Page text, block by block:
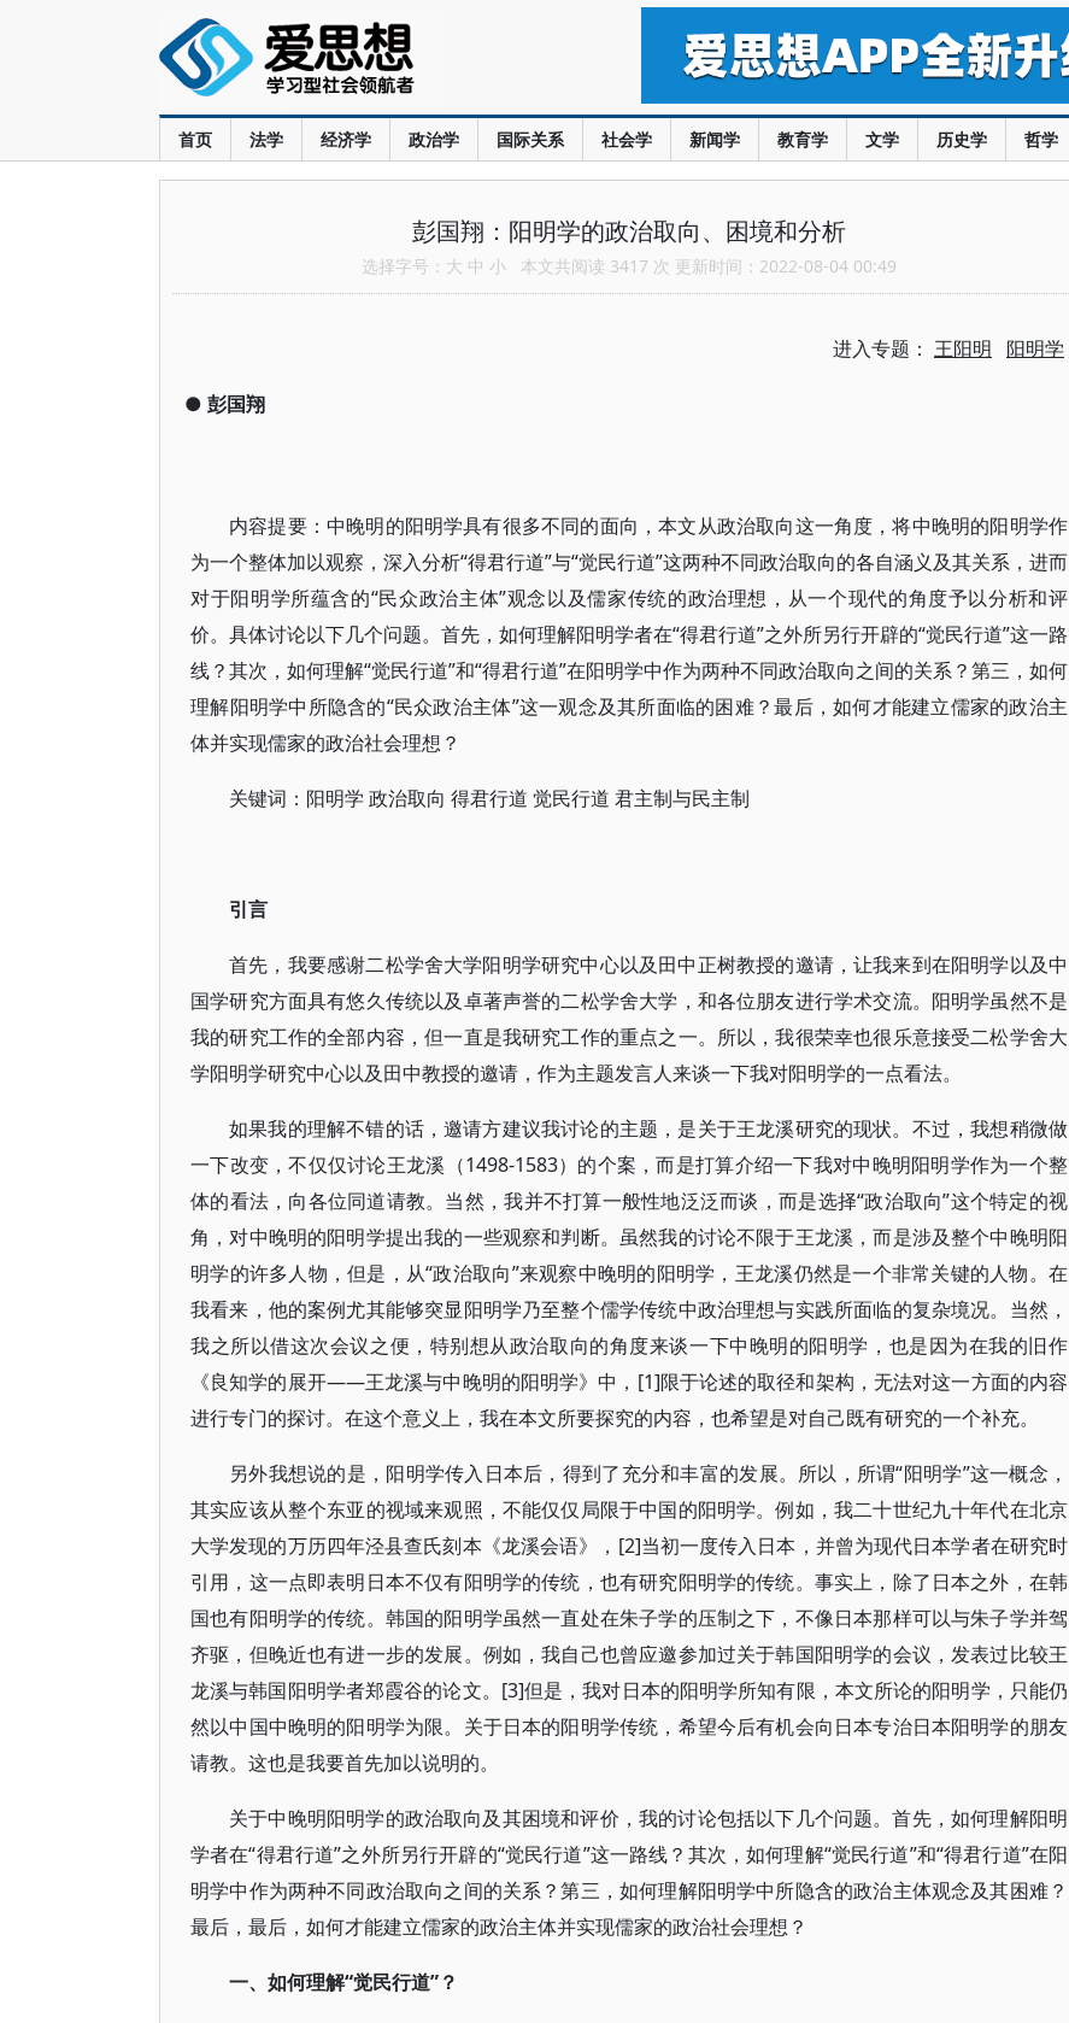
首页 法学 经济学 政治学 国际关系 社会学 新闻学 教育学 文学 历史学 哲学
彭国翔：阳明学的政治取向、困境和分析
选择字号： 大 中 小 本文共阅读 3417 次 更新时间：2022-08-04 00:49
进入专题： 王阳明 阳明学
● 彭国翔
内容提要：中晚明的阳明学具有很多不同的面向，本文从政治取向这一角度，将中晚明的阳明学作
为一个整体加以观察，深入分析“得君行道”与“觉民行道”这两种不同政治取向的各自涵义及其关系，进而
对于阳明学所蕴含的“民众政治主体”观念以及儒家传统的政治理想，从一个现代的角度予以分析和评
价。具体讨论以下几个问题。首先，如何理解阳明学者在“得君行道”之外所另行开辟的“觉民行道”这一路
线？其次，如何理解“觉民行道”和“得君行道”在阳明学中作为两种不同政治取向之间的关系？第三，如何
理解阳明学中所隐含的“民众政治主体”这一观念及其所面临的困难？最后，如何才能建立儒家的政治主
体并实现儒家的政治社会理想？
关键词：阳明学 政治取向 得君行道 觉民行道 君主制与民主制
引言
首先，我要感谢二松学舍大学阳明学研究中心以及田中正树教授的邀请，让我来到在阳明学以及中
国学研究方面具有悠久传统以及卓著声誉的二松学舍大学，和各位朋友进行学术交流。阳明学虽然不是
我的研究工作的全部内容，但一直是我研究工作的重点之一。所以，我很荣幸也很乐意接受二松学舍大
学阳明学研究中心以及田中教授的邀请，作为主题发言人来谈一下我对阳明学的一点看法。
如果我的理解不错的话，邀请方建议我讨论的主题，是关于王龙溪研究的现状。不过，我想稍微做
一下改变，不仅仅讨论王龙溪（1498-1583）的个案，而是打算介绍一下我对中晚明阳明学作为一个整
体的看法，向各位同道请教。当然，我并不打算一般性地泛泛而谈，而是选择“政治取向”这个特定的视
角，对中晚明的阳明学提出我的一些观察和判断。虽然我的讨论不限于王龙溪，而是涉及整个中晚明阳
明学的许多人物，但是，从“政治取向”来观察中晚明的阳明学，王龙溪仍然是一个非常关键的人物。在
我看来，他的案例尤其能够突显阳明学乃至整个儒学传统中政治理想与实践所面临的复杂境况。当然，
我之所以借这次会议之便，特别想从政治取向的角度来谈一下中晚明的阳明学，也是因为在我的旧作
《良知学的展开——王龙溪与中晚明的阳明学》中，[1]限于论述的取径和架构，无法对这一方面的内容
进行专门的探讨。在这个意义上，我在本文所要探究的内容，也希望是对自己既有研究的一个补充。
另外我想说的是，阳明学传入日本后，得到了充分和丰富的发展。所以，所谓“阳明学”这一概念，
其实应该从整个东亚的视域来观照，不能仅仅局限于中国的阳明学。例如，我二十世纪九十年代在北京
大学发现的万历四年泾县查氏刻本《龙溪会语》，[2]当初一度传入日本，并曾为现代日本学者在研究时
引用，这一点即表明日本不仅有阳明学的传统，也有研究阳明学的传统。事实上，除了日本之外，在韩
国也有阳明学的传统。韩国的阳明学虽然一直处在朱子学的压制之下，不像日本那样可以与朱子学并驾
齐驱，但晚近也有进一步的发展。例如，我自己也曾应邀参加过关于韩国阳明学的会议，发表过比较王
龙溪与韩国阳明学者郑霞谷的论文。[3]但是，我对日本的阳明学所知有限，本文所论的阳明学，只能仍
然以中国中晚明的阳明学为限。关于日本的阳明学传统，希望今后有机会向日本专治日本阳明学的朋友
请教。这也是我要首先加以说明的。
关于中晚明阳明学的政治取向及其困境和评价，我的讨论包括以下几个问题。首先，如何理解阳明
学者在“得君行道”之外所另行开辟的“觉民行道”这一路线？其次，如何理解“觉民行道”和“得君行道”在阳
明学中作为两种不同政治取向之间的关系？第三，如何理解阳明学中所隐含的政治主体观念及其困难？
最后，最后，如何才能建立儒家的政治主体并实现儒家的政治社会理想？
一、如何理解“觉民行道”？